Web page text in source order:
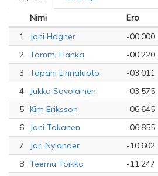
Nimi
Ero
1
Joni Hagner -00.000
2 Tommi Hahka -00.220
3
Tapani Linnaluoto -03.011
4
Jukka Savolainen -03.575
5 Kim Eriksson -06.645
6
Joni Takanen -06.855
7
Jari Nylander -10.602
8 Teemu Toikka -11.247